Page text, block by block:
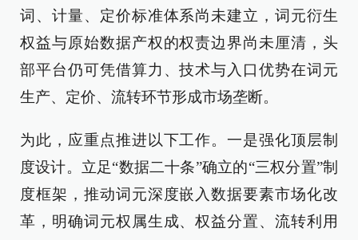
词、计量、定价标准体系尚未建立，词元衍生
权益与原始数据产权的权责边界尚未厘清，头
部平台仍可凭借算力、技术与入口优势在词元
生产、定价、流转环节形成市场垄断。
为此，应重点推进以下工作。一是强化顶层制
度设计。立足“数据二十条”确立的“三权分置”制
度框架，推动词元深度嵌入数据要素市场化改
革，明确词元权属生成、权益分置、流转利用